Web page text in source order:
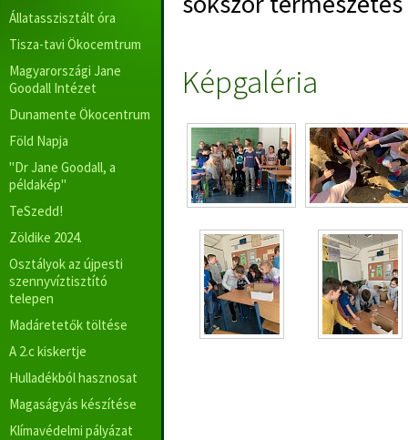
Állatasszisztált óra
Tisza-tavi Ökocemtrum
Magyarországi Jane
Goodall Intézet
Dunamente Ökocentrum
Föld Napja
"Dr Jane Goodall, a
példakép"
TeSzedd!
Zöldike 2024.
Osztályok az újpesti
szennyvíztisztító
telepen
Madáretetők töltése
A 2.c kiskertje
Hulladékból hasznosat
Magaságyás készítése
Klímavédelmi pályázat
Képgaléria